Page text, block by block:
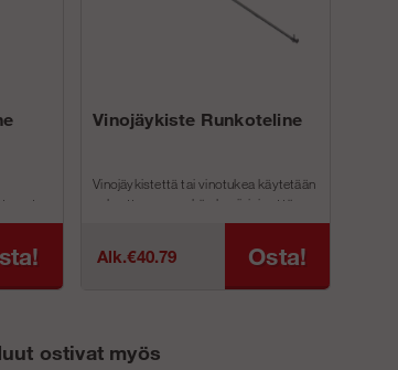
nostaa
Vinojäykiste Runkoteline
Vinojäykistettä tai vinotukea käytetään
vakauttamaan sekä alumiinisia että
teräksisiä runkotelineit&#...
Alk.€40.79 Osta!
ostivat myös